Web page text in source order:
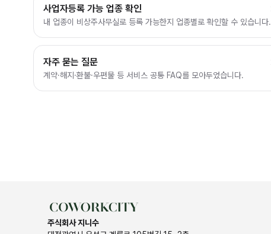
사업자등록 가능 업종 확인
내 업종이 비상주사무실로 등록 가능한지 업종별로 확인할 수 있습니다.
자주 묻는 질문
계약·해지·환불·우편물 등 서비스 공통 FAQ를 모아두었습니다.
주식회사 지니수